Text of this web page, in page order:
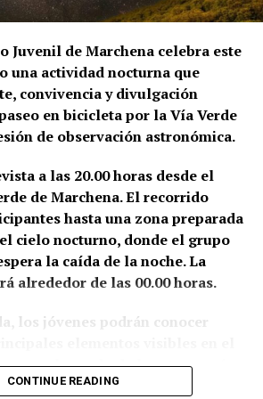
remunerado con 54 reales. La
en el Libro de Cuentas de
de San Juan.
del arte Alfredo J.
que la brevedad del documento
alcance exacto de aquella
San Juan e San Miguel»— podría
preparación de una obra como a
sobre el estado de
campanarios. Morales señala,
otras referencias
relacionar directamente
en Santa María de la Mota,
abundante documentación sobre
Juvenil de Marchena celebra este
una actividad nocturna que
convivencia y divulgación
en bicicleta por la Vía Verde
de observación astronómica.
a las 20.00 horas desde el
de Marchena. El recorrido
hasta una zona preparada
cielo nocturno, donde el grupo
la caída de la noche. La
alrededor de las 00.00 horas.
los jóvenes podrán conocer
al mundo de la astronomía
Ramón Ternero, que
CONTINUE READING